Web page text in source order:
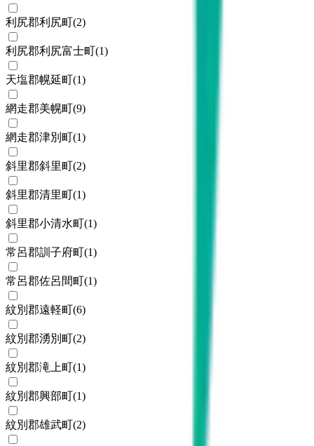
利尻郡利尻町(2)
利尻郡利尻富士町(1)
天塩郡幌延町(1)
網走郡美幌町(9)
網走郡津別町(1)
斜里郡斜里町(2)
斜里郡清里町(1)
斜里郡小清水町(1)
常呂郡訓子府町(1)
常呂郡佐呂間町(1)
紋別郡遠軽町(6)
紋別郡湧別町(2)
紋別郡滝上町(1)
紋別郡興部町(1)
紋別郡雄武町(2)